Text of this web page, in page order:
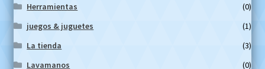
Herramientas
(0)
juegos & juguetes
(1)
La tienda
(3)
Lavamanos
(0)